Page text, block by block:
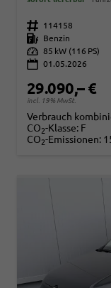
Fahrzeugnr. 114158
Kraftstoff
Benzin
Leistung 85 kW (116 PS)
01.05.2026
29.090,– €
incl. 19% MwSt.
Verbrauch
CO2-Klasse: F
CO2-Emissionen: